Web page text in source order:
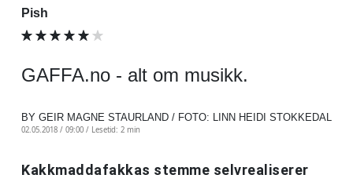
Pish
GAFFA.no - alt om musikk.
BY GEIR MAGNE STAURLAND / FOTO: LINN HEIDI STOKKEDAL
02.05.2018 / 09:00 / Lesetid: 2 min
Kakkmaddafakkas stemme selvrealiserer